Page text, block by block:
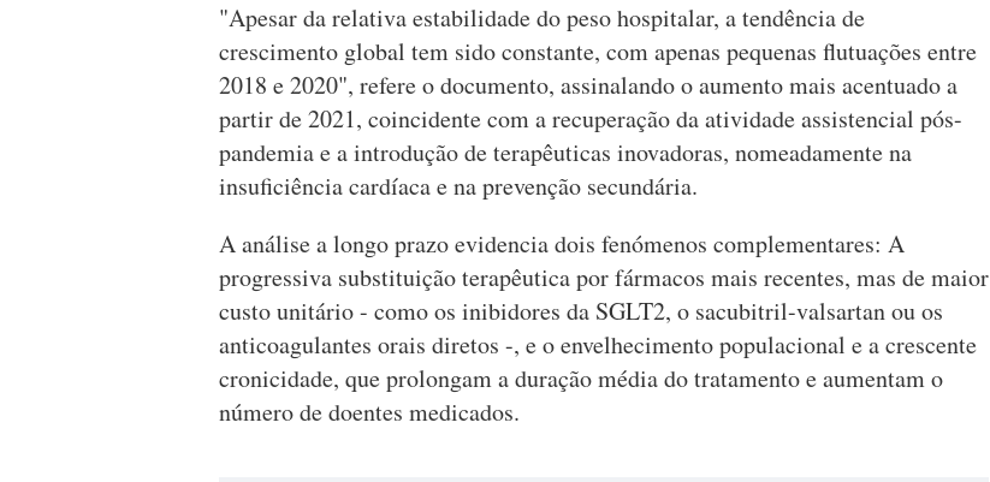
"Apesar da relativa estabilidade do peso hospitalar, a tendência de
crescimento global tem sido constante, com apenas pequenas flutuações entre
2018 e 2020", refere o documento, assinalando o aumento mais acentuado a
partir de 2021, coincidente com a recuperação da atividade assistencial pós-
pandemia e a introdução de terapêuticas inovadoras, nomeadamente na
insuficiência cardíaca e na prevenção secundária.
A análise a longo prazo evidencia dois fenómenos complementares: A
progressiva substituição terapêutica por fármacos mais recentes, mas de maior
custo unitário - como os inibidores da SGLT2, o sacubitril-valsartan ou os
anticoagulantes orais diretos -, e o envelhecimento populacional e a crescente
cronicidade, que prolongam a duração média do tratamento e aumentam o
número de doentes medicados.